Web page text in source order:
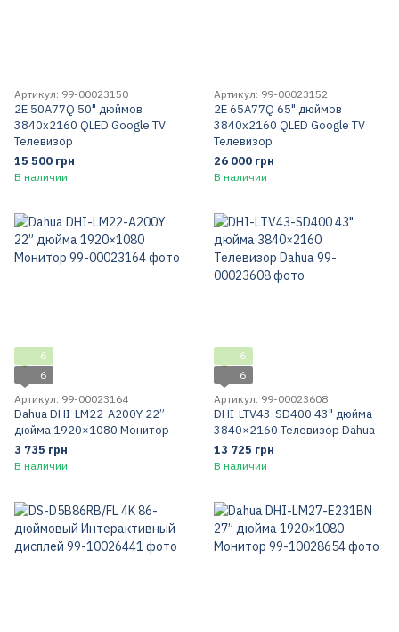
Артикул: 99-00023150
2E 50A77Q 50" дюймов
3840x2160 QLED Google TV
Телевизор
15 500 грн
В наличии
Артикул: 99-00023152
2E 65A77Q 65" дюймов
3840x2160 QLED Google TV
Телевизор
26 000 грн
В наличии
6
6
Артикул: 99-00023164
Dahua DHI-LM22-A200Y 22”
дюйма 1920×1080 Монитор
3 735 грн
В наличии
6
6
Артикул: 99-00023608
DHI-LTV43-SD400 43" дюйма
3840×2160 Телевизор Dahua
13 725 грн
В наличии